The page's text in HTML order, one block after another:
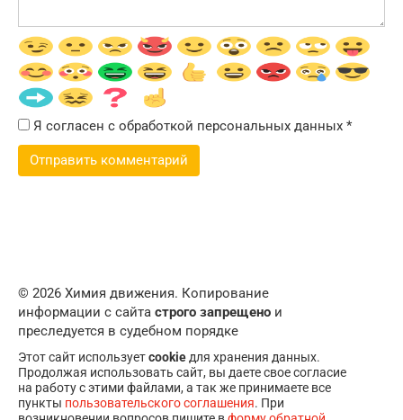
Я согласен с обработкой персональных данных *
© 2026 Химия движения. Копирование
информации с сайта строго запрещено и
преследуется в судебном порядке
Этот сайт используетcookie для хранения данных.
Продолжая использовать сайт, вы даете свое согласие
на работу с этими файлами, а так же принимаете все
пункты пользовательского соглашения. При